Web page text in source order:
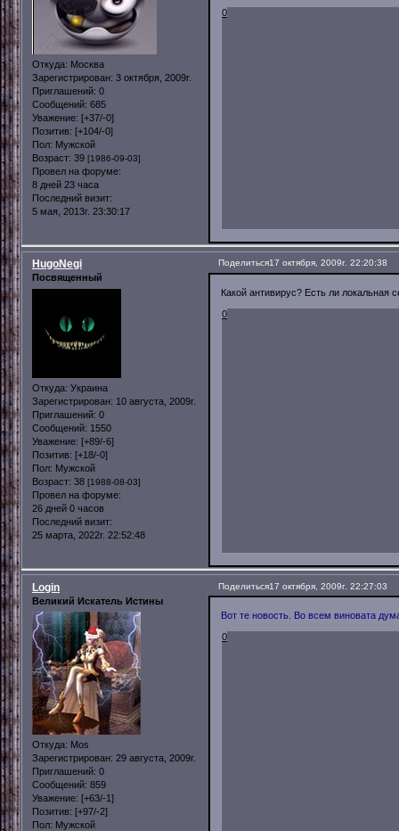
Откуда: Москва
Зарегистрирован: 3 октября, 2009г.
Приглашений: 0
Сообщений: 685
Уважение: [+37/-0]
Позитив: [+104/-0]
Пол: Мужской
Возраст: 39 [1986-09-03]
Провел на форуме:
8 дней 23 часа
Последний визит:
5 мая, 2013г. 23:30:17
0
Поделиться17 октября, 2009г. 22:20:38
HugoNegi
Посвященный
Откуда: Украина
Зарегистрирован: 10 августа, 2009г.
Приглашений: 0
Сообщений: 1550
Уважение: [+89/-6]
Позитив: [+18/-0]
Пол: Мужской
Возраст: 38 [1988-08-03]
Провел на форуме:
26 дней 0 часов
Последний визит:
25 марта, 2022г. 22:52:48
Какой антивирус? Есть ли локальная
0
Поделиться17 октября, 2009г. 22:27:03
Login
Великий Искатель Истины
Откуда: Mos
Зарегистрирован: 29 августа, 2009г.
Приглашений: 0
Сообщений: 859
Уважение: [+63/-1]
Позитив: [+97/-2]
Пол: Мужской
Вот те новость. Во всем виновата
0